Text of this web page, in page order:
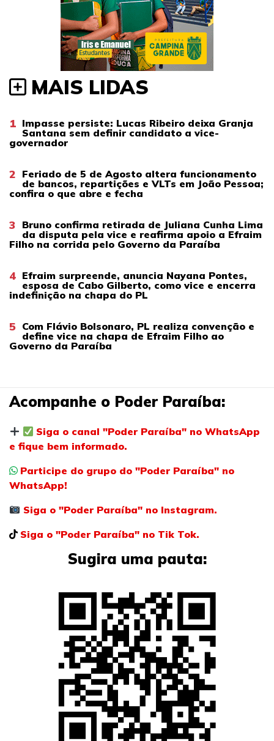
MAIS LIDAS
1 Impasse persiste: Lucas Ribeiro deixa Granja
Santana sem definir candidato a vice-
governador
2 Feriado de 5 de Agosto altera funcionamento
de bancos, repartições e VLTs em João Pessoa;
confira o que abre e fecha
3 Bruno confirma retirada de Juliana Cunha Lima
da disputa pela vice e reafirma apoio a Efraim
Filho na corrida pelo Governo da Paraíba
4 Efraim surpreende, anuncia Nayana Pontes,
esposa de Cabo Gilberto, como vice e encerra
indefinição na chapa do PL
5 Com Flávio Bolsonaro, PL realiza convenção e
define vice na chapa de Efraim Filho ao
Governo da Paraíba
Acompanhe o Poder Paraíba:
Siga o canal "Poder Paraíba" no WhatsApp
e fique bem informado.
Participe do grupo do "Poder Paraíba" no
WhatsApp!
Siga o "Poder Paraíba" no Instagram.
Siga o "Poder Paraíba" no Tik Tok.
Sugira uma pauta: